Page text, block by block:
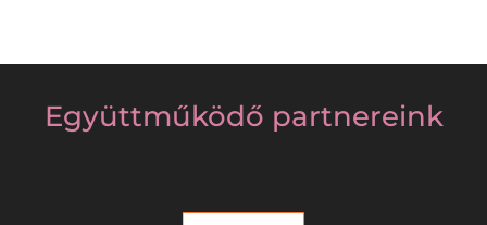
Együttműködő partnereink